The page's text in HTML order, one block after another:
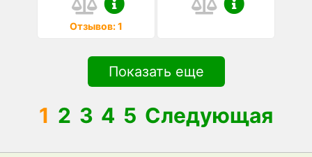
Отзывов: 1
Показать еще
1 2 3 4 5 Следующая